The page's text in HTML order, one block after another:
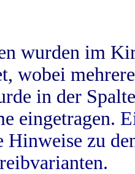
wurden im
wobei
in der
eingetragen.
zu